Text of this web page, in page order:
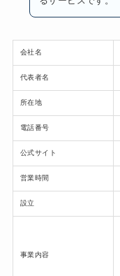
会社名
代表者名
所在地
電話番号
公式サイト
営業時間
設立
事業内容